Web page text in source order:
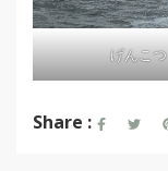
げんこつ
Share :